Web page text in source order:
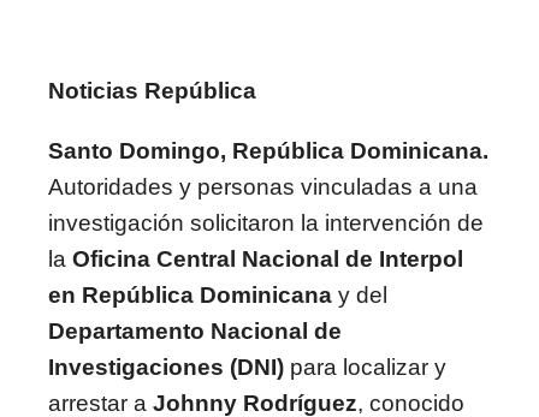
Noticias República
Santo Domingo, República Dominicana.
Autoridades y personas vinculadas a una
investigación solicitaron la intervención de
la Oficina Central Nacional de Interpol
en República Dominicana y del
Departamento Nacional de
Investigaciones (DNI) para localizar y
arrestar a Johnny Rodríguez, conocido